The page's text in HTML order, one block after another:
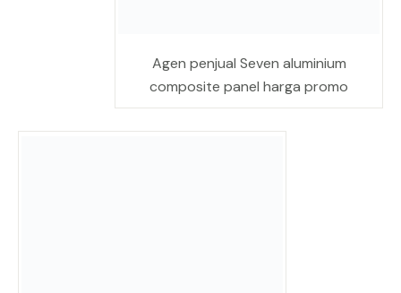
Agen penjual Seven aluminium
composite panel harga promo